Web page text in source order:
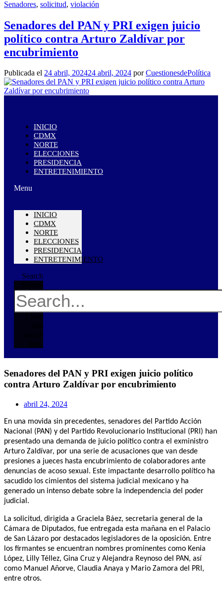
Senadores, solicitud, violación
Senadores del PAN y PRI exigen juicio
político contra Arturo Zaldívar por
encubrimiento
Publicada el 24 abril, 202424 abril, 2024 porCuestionesdePolítica
INICIO
CDMX
NORTE
ELECCIONES
PRESIDENCIA
ENTRETENIMIENTO
Menu
INICIO
CDMX
NORTE
ELECCIONES
PRESIDENCIA
ENTRETENIMIENTO
Search
Senadores del PAN y PRI exigen juicio político
contra Arturo Zaldívar por encubrimiento
abril 24, 2024
En una movida sin precedentes, senadores del Partido Acción
Nacional (PAN) y del Partido Revolucionario Institucional (PRI) han
presentado una demanda de juicio político contra el exministro
Arturo Zaldívar, por una serie de acusaciones que van desde
presiones a jueces hasta encubrimiento de colaboradores ante
denuncias de acoso sexual. Este impactante desarrollo político ha
sacudido los cimientos del sistema judicial mexicano y ha
generado un intenso debate sobre la independencia del poder
judicial.
La solicitud, dirigida a Graciela Báez, secretaria general de la
Cámara de Diputados, fue entregada esta mañana en el Palacio
de San Lázaro por destacados legisladores de la oposición. Entre
los firmantes se encuentran nombres prominentes como Kenia
López, Lilly Téllez, Gina Cruz y Alejandra Reynoso del PAN, así
como Manuel Añorve, Claudia Anaya y Mario Zamora del PRI,
entre otros.